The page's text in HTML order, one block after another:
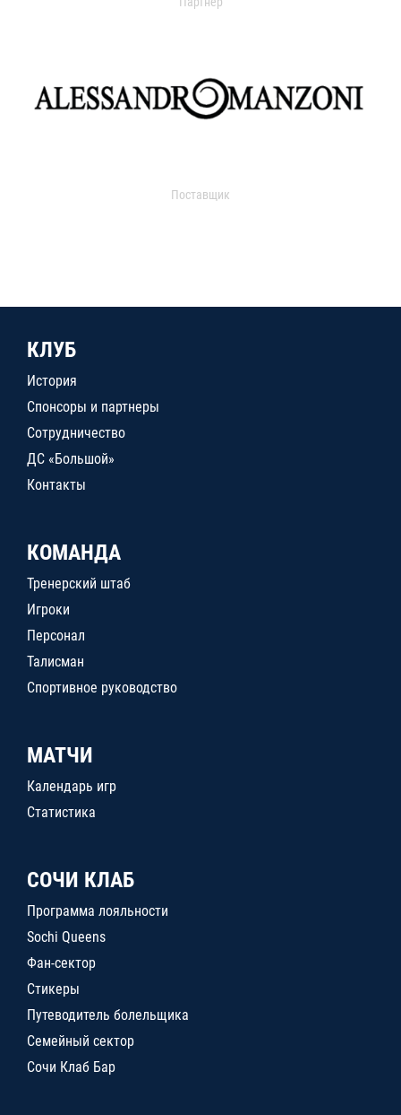
Поставщик
КЛУБ
История
Спонсоры и партнеры
Сотрудничество
ДС «Большой»
Контакты
КОМАНДА
Тренерский штаб
Игроки
Персонал
Талисман
Спортивное руководство
МАТЧИ
Календарь игр
Статистика
СОЧИ КЛАБ
Программа лояльности
Sochi Queens
Фан-сектор
Стикеры
Путеводитель болельщика
Семейный сектор
Сочи Клаб Бар